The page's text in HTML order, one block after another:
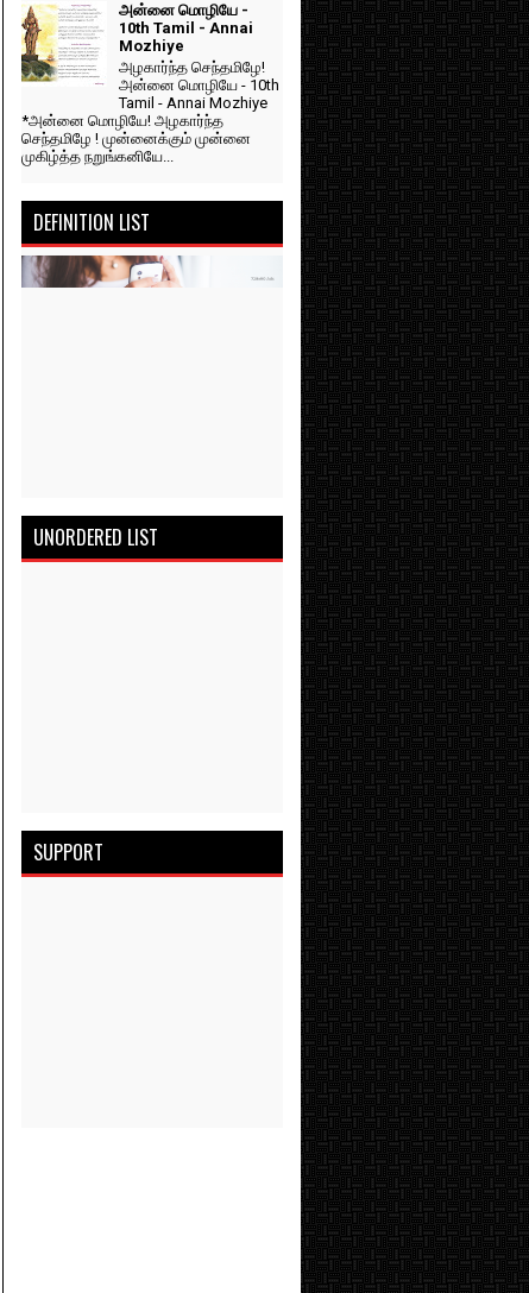
அன்னை மொழியே -
10th Tamil - Annai
Mozhiye
அழகார்ந்த செந்தமிழே!
அன்னை மொழியே - 10th
Tamil - Annai Mozhiye
*அன்னை மொழியே! அழகார்ந்த
செந்தமிழே ! முன்னைக்கும் முன்னை
முகிழ்த்த நறுங்கனியே...
DEFINITION LIST
UNORDERED LIST
SUPPORT